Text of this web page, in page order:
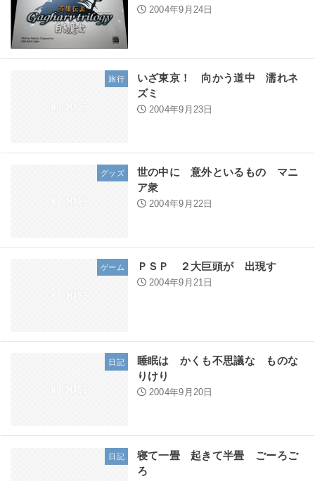
2004年9月24日
旅行
いざ東京！ 向かう道中 濡れネ
ズミ
2004年9月23日
グッズ
世の中に 意外といるもの マニ
ア衆
2004年9月22日
ゲーム ＰＳＰ ２大巨頭が 出現す
2004年9月21日
日記
睡眠は かくも不思議な ものな
りけり
2004年9月20日
日記
寝て一畳 起きて半畳 ごーろご
ろ